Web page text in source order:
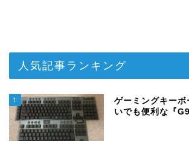
人気記事ランキング
1
ゲーミングキー
いでも便利な『